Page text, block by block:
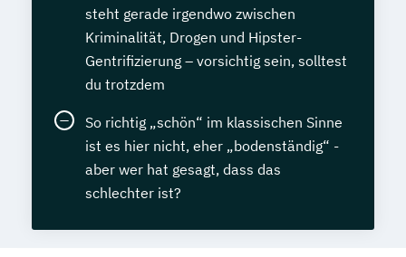
steht gerade irgendwo zwischen
Kriminalität, Drogen und Hipster-
Gentrifizierung – vorsichtig sein, solltest
du trotzdem
So richtig „schön“ im klassischen Sinne
ist es hier nicht, eher „bodenständig“ -
aber wer hat gesagt, dass das
schlechter ist?